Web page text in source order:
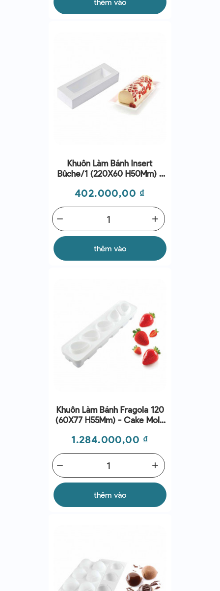
Khuôn Làm Bánh Insert
Bûche/1 (220X60 H50Mm) -
Giá
402.000,00 ₫
add
remove
thêm vào
Khuôn Làm Bánh Fragola 120
(60X77 H55Mm) - Cake Mold
Giá
1.284.000,00 ₫
add
remove
thêm vào